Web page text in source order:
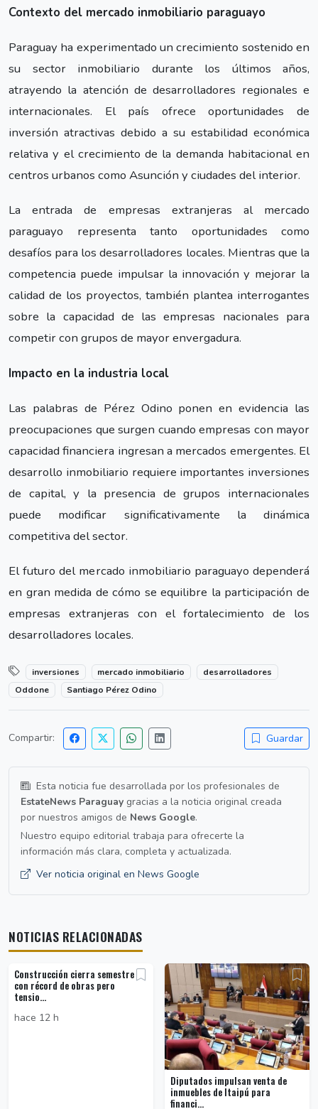
Contexto del mercado inmobiliario paraguayo
Paraguay ha experimentado un crecimiento sostenido en
su sector inmobiliario durante los últimos años,
atrayendo la atención de desarrolladores regionales e
internacionales. El país ofrece oportunidades de
inversión atractivas debido a su estabilidad económica
relativa y el crecimiento de la demanda habitacional en
centros urbanos como Asunción y ciudades del interior.
La entrada de empresas extranjeras al mercado
paraguayo representa tanto oportunidades como
desafíos para los desarrolladores locales. Mientras que la
competencia puede impulsar la innovación y mejorar la
calidad de los proyectos, también plantea interrogantes
sobre la capacidad de las empresas nacionales para
competir con grupos de mayor envergadura.
Impacto en la industria local
Las palabras de Pérez Odino ponen en evidencia las
preocupaciones que surgen cuando empresas con mayor
capacidad financiera ingresan a mercados emergentes. El
desarrollo inmobiliario requiere importantes inversiones
de capital, y la presencia de grupos internacionales
puede modificar significativamente la dinámica
competitiva del sector.
El futuro del mercado inmobiliario paraguayo dependerá
en gran medida de cómo se equilibre la participación de
empresas extranjeras con el fortalecimiento de los
desarrolladores locales.
inversiones mercado inmobiliario
desarrolladores
Oddone
Santiago Pérez Odino
Compartir: Guardar
Esta noticia fue desarrollada por los profesionales de
EstateNews Paraguay gracias a la noticia original creada
por nuestros amigos de News Google.
Nuestro equipo editorial trabaja para ofrecerte la
información más clara, completa y actualizada.
Ver noticia original en News Google
NOTICIAS RELACIONADAS
Construcción cierra semestre
con récord de obras pero
tensio...
hace 12 h
Diputados impulsan venta de
inmuebles de Itaipú para
financi...